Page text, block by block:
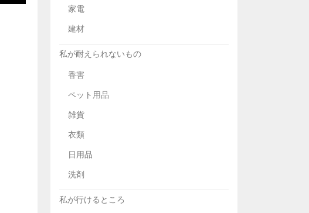
家電
建材
私が耐えられないもの
香害
ペット用品
雑貨
衣類
日用品
洗剤
私が行けるところ